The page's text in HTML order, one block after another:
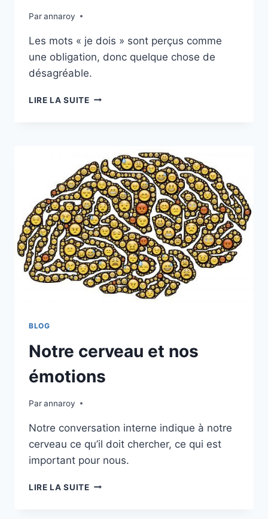
Parannaroy
Les mots « je dois » sont perçus comme
une obligation, donc quelque chose de
désagréable.
LIRE LA SUITEJ’AI
BLOG
Notre cerveau et nos
émotions
Parannaroy
Notre conversation interne indique à notre
cerveau ce qu’il doit chercher, ce qui est
important pour nous.
LIRE LA SUITENOTRE